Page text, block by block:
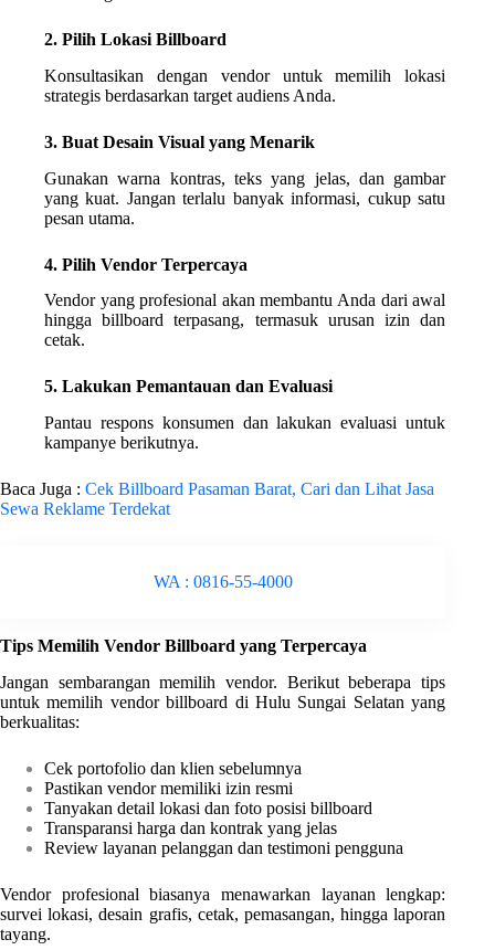
2. Pilih Lokasi Billboard
Konsultasikan dengan vendor untuk memilih lokasi
strategis berdasarkan target audiens Anda.
3. Buat Desain Visual yang Menarik
Gunakan warna kontras, teks yang jelas, dan gambar
yang kuat. Jangan terlalu banyak informasi, cukup satu
pesan utama.
4. Pilih Vendor Terpercaya
Vendor yang profesional akan membantu Anda dari awal
hingga billboard terpasang, termasuk urusan izin dan
cetak.
5. Lakukan Pemantauan dan Evaluasi
Pantau respons konsumen dan lakukan evaluasi untuk
kampanye berikutnya.
Baca Juga : Cek Billboard Pasaman Barat, Cari dan Lihat Jasa
Sewa Reklame Terdekat
WA : 0816-55-4000
Tips Memilih Vendor Billboard yang Terpercaya
Jangan sembarangan memilih vendor. Berikut beberapa tips
untuk memilih vendor billboard di Hulu Sungai Selatan yang
berkualitas:
Cek portofolio dan klien sebelumnya
Pastikan vendor memiliki izin resmi
Tanyakan detail lokasi dan foto posisi billboard
Transparansi harga dan kontrak yang jelas
Review layanan pelanggan dan testimoni pengguna
Vendor profesional biasanya menawarkan layanan lengkap:
survei lokasi, desain grafis, cetak, pemasangan, hingga laporan
tayang.